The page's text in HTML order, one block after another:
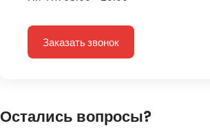
Заказать звонок
Остались вопросы?